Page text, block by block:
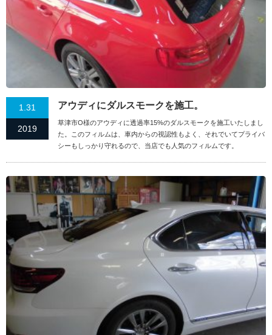
1.31
2019
アウディにダルスモークを施工。
草津市O様のアウディに透過率15%のダルスモークを施工いたしまし
た。このフィルムは、車内からの視認性もよく、それでいてプライバ
シーもしっかり守れるので、当店でも人気のフィルムです。